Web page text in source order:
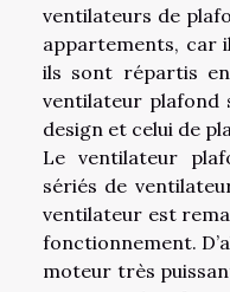
ventilateurs de
appartements, car
ils sont répartis
ventilateur plafond
design et celui de
Le ventilateur
sériés de
ventilateur est
fonctionnement.
moteur très